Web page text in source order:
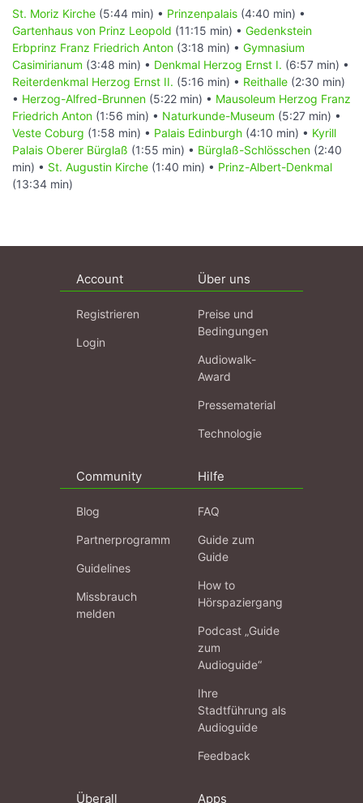
St. Moriz Kirche (5:44 min) • Prinzenpalais (4:40 min) •
Gartenhaus von Prinz Leopold (11:15 min) • Gedenkstein
Erbprinz Franz Friedrich Anton (3:18 min) • Gymnasium
Casimirianum (3:48 min) • Denkmal Herzog Ernst I. (6:57 min) •
Reiterdenkmal Herzog Ernst II. (5:16 min) • Reithalle (2:30 min)
• Herzog-Alfred-Brunnen (5:22 min) • Mausoleum Herzog Franz
Friedrich Anton (1:56 min) • Naturkunde-Museum (5:27 min) •
Veste Coburg (1:58 min) • Palais Edinburgh (4:10 min) • Kyrill
Palais Oberer Bürglaß (1:55 min) • Bürglaß-Schlösschen (2:40
min) • St. Augustin Kirche (1:40 min) • Prinz-Albert-Denkmal
(13:34 min)
Account
Registrieren
Login
Über uns
Preise und
Bedingungen
Audiowalk-
Award
Pressematerial
Technologie
Community
Blog
Partnerprogramm
Guidelines
Missbrauch
melden
Hilfe
FAQ
Guide zum
Guide
How to
Hörspaziergang
Podcast „Guide
zum
Audioguide“
Ihre
Stadtführung als
Audioguide
Feedback
Überall Apps